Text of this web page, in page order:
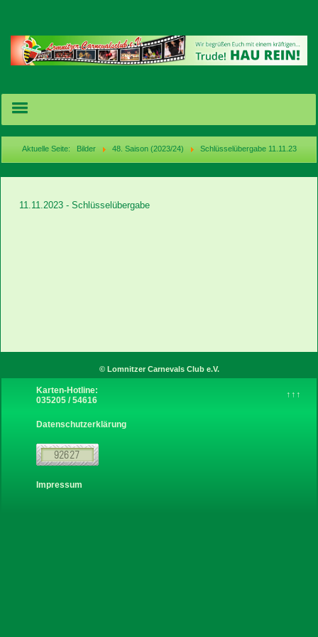
Termine/Karten
News
Sponsoren
Links
Aktuelle Seite: Bilder 48. Saison (2023/24) Schlüsselübergabe 11.11.23
11.11.2023 - Schlüsselübergabe
© Lomnitzer Carnevals Club e.V.
↑↑↑
Karten-Hotline:
035205 / 54616
Datenschutzerklärung
Impressum